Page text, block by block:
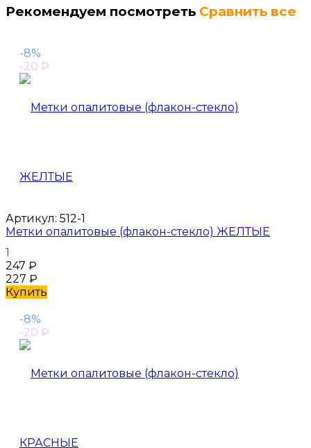
Рекомендуем посмотреть Сравнить все
-8%
-20 ₽
Артикул: 512-1
Метки опалитовые (флакон-стекло) ЖЕЛТЫЕ
1
247 ₽
227 ₽
Купить
-8%
-20 ₽